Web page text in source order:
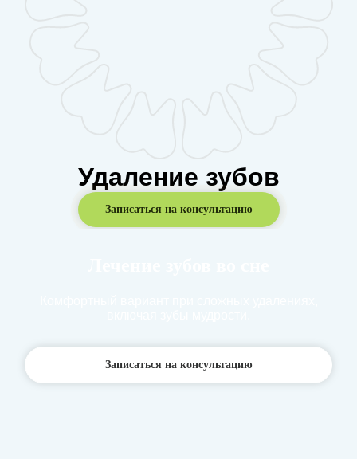
Удаление зубов
Записаться на консультацию
Записаться на консультацию